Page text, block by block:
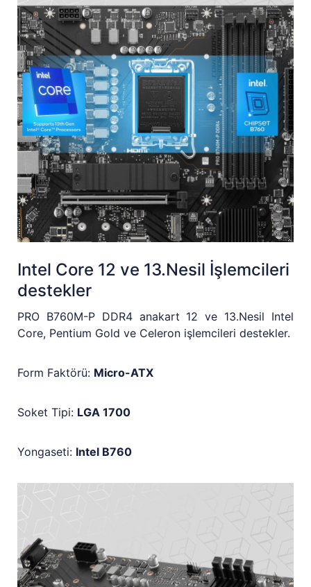
Intel Core 12 ve 13.Nesil İşlemcileri
destekler
PRO B760M-P DDR4 anakart 12 ve 13.Nesil Intel
Core, Pentium Gold ve Celeron işlemcileri destekler.
Form Faktörü: Micro-ATX
Soket Tipi: LGA 1700
Yongaseti: Intel B760